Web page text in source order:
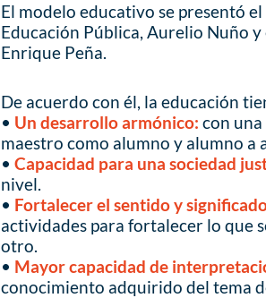
El modelo educativo se presentó
Educación Pública, Aurelio Nuño
Enrique Peña.
De acuerdo con él, la educación
• Un desarrollo armónico: con
maestro como alumno y alumno a
•Capacidad para una sociedad
nivel.
• Fortalecer el sentido y
actividades para fortalecer lo que
otro.
• Mayor capacidad de
conocimiento adquirido del tema